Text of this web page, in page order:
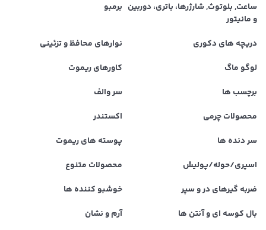
ساعت, بلوتوث, شارژرها، باتری، دوربین
و مانیتور
برمبو
دریچه های دکوری
نوارهای محافظ و تزئینی
لوگو ماگ
کاورهای ریموت
برچسب ها
سر والف
محصولات چرمی
اکستندر
سر دنده ها
پوسته های ریموت
اسپری/حوله/پولیش
محصولات متنوع
ضربه گیرهای در و سپر
خوشبو کننده ها
بال کوسه ای و آنتن ها
آرم و نشان